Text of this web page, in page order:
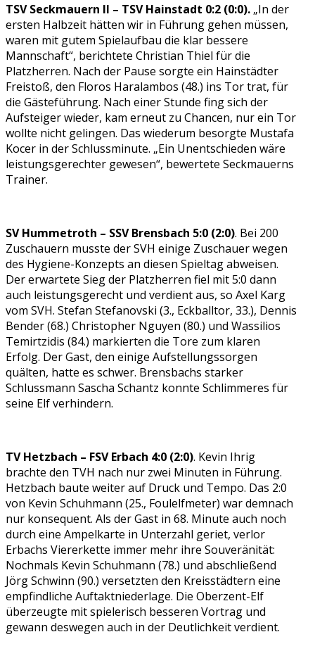
TSV Seckmauern II – TSV Hainstadt 0:2 (0:0). „In der
ersten Halbzeit hätten wir in Führung gehen müssen,
waren mit gutem Spielaufbau die klar bessere
Mannschaft“, berichtete Christian Thiel für die
Platzherren. Nach der Pause sorgte ein Hainstädter
Freistoß, den Floros Haralambos (48.) ins Tor trat, für
die Gästeführung. Nach einer Stunde fing sich der
Aufsteiger wieder, kam erneut zu Chancen, nur ein Tor
wollte nicht gelingen. Das wiederum besorgte Mustafa
Kocer in der Schlussminute. „Ein Unentschieden wäre
leistungsgerechter gewesen“, bewertete Seckmauerns
Trainer.
SV Hummetroth – SSV Brensbach 5:0 (2:0). Bei 200
Zuschauern musste der SVH einige Zuschauer wegen
des Hygiene-Konzepts an diesen Spieltag abweisen.
Der erwartete Sieg der Platzherren fiel mit 5:0 dann
auch leistungsgerecht und verdient aus, so Axel Karg
vom SVH. Stefan Stefanovski (3., Eckballtor, 33.), Dennis
Bender (68.) Christopher Nguyen (80.) und Wassilios
Temirtzidis (84.) markierten die Tore zum klaren
Erfolg. Der Gast, den einige Aufstellungssorgen
quälten, hatte es schwer. Brensbachs starker
Schlussmann Sascha Schantz konnte Schlimmeres für
seine Elf verhindern.
TV Hetzbach – FSV Erbach 4:0 (2:0). Kevin Ihrig
brachte den TVH nach nur zwei Minuten in Führung.
Hetzbach baute weiter auf Druck und Tempo. Das 2:0
von Kevin Schuhmann (25., Foulelfmeter) war demnach
nur konsequent. Als der Gast in 68. Minute auch noch
durch eine Ampelkarte in Unterzahl geriet, verlor
Erbachs Viererkette immer mehr ihre Souveränität:
Nochmals Kevin Schuhmann (78.) und abschließend
Jörg Schwinn (90.) versetzten den Kreisstädtern eine
empfindliche Auftaktniederlage. Die Oberzent-Elf
überzeugte mit spielerisch besseren Vortrag und
gewann deswegen auch in der Deutlichkeit verdient.